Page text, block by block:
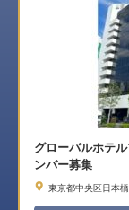
グローバルホテ
ンバー募集
東京都中央区日本